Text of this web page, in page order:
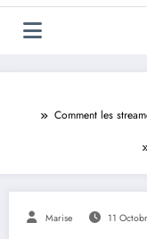
Comment les
Marise 11